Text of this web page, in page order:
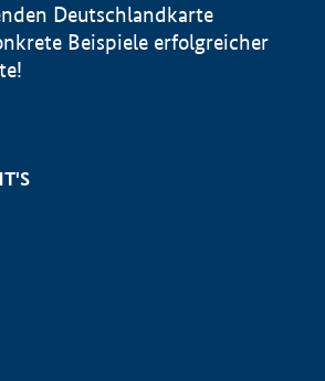
Deutschlandkarte
Beispiele erfolgreicher